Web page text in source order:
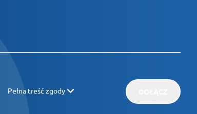
Pełna treść zgody